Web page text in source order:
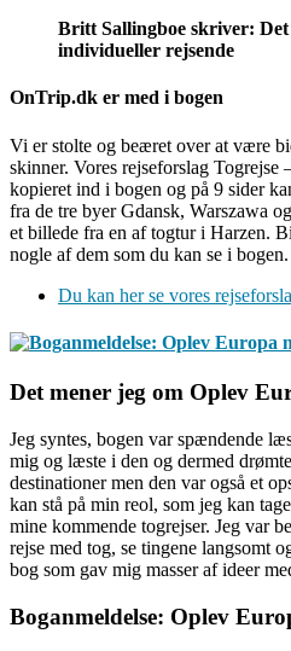
Britt Sallingboe skriver:
individueller rejsende
OnTrip.dk er med i bogen
Vi er stolte og beæret over at være
skinner. Vores rejseforslag Togrejse
kopieret ind i bogen og på 9 sider
fra de tre byer Gdansk, Warszawa
et billede fra en af togtur i Harzen.
nogle af dem som du kan se i bogen.
Du kan her se vores
Det mener jeg om Oplev
Jeg syntes, bogen var spændende
mig og læste i den og dermed
destinationer men den var også et
kan stå på min reol, som jeg kan
mine kommende togrejser. Jeg var
rejse med tog, se tingene langsomt
bog som gav mig masser af ideer
Boganmeldelse: Oplev